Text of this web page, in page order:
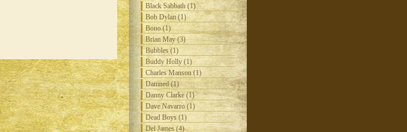
Black Sabbath (1)
Bob Dylan (1)
Bono (1)
Brian May (3)
Bubbles (1)
Buddy Holly (1)
Charles Manson (1)
Damned (1)
Danny Clarke (1)
Dave Navarro (1)
Dead Boys (1)
Del James (4)